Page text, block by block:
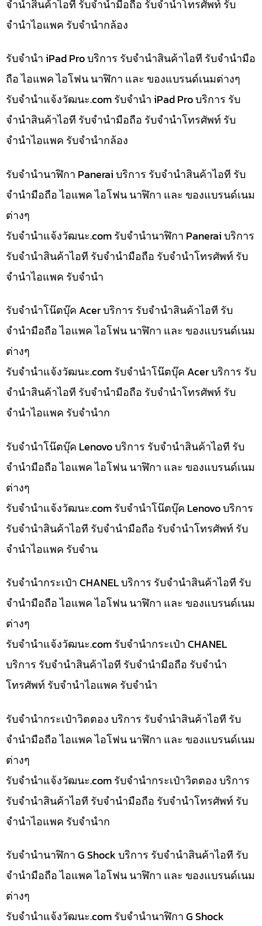
จำนำสินค้าไอที รับจำนำมือถือ รับจำนำโทรศัพท์ รับ
จำนำไอแพค รับจำนำกล้อง
รับจำนำ iPad Pro บริการ รับจำนำสินค้าไอที รับจำนำมือ
ถือ ไอแพค ไอโฟน นาฬิกา และ ของแบรนด์เนมต่างๆ
รับจํานําแจ้งวัฒนะ.com รับจำนำ iPad Pro บริการ รับ
จำนำสินค้าไอที รับจำนำมือถือ รับจำนำโทรศัพท์ รับ
จำนำไอแพค รับจำนำกล้อง
รับจำนำนาฬิกา Panerai บริการ รับจำนำสินค้าไอที รับ
จำนำมือถือ ไอแพค ไอโฟน นาฬิกา และ ของแบรนด์เนม
ต่างๆ
รับจํานําแจ้งวัฒนะ.com รับจำนำนาฬิกา Panerai บริการ
รับจำนำสินค้าไอที รับจำนำมือถือ รับจำนำโทรศัพท์ รับ
จำนำไอแพค รับจำนำ
รับจำนำโน๊ตบุ๊ค Acer บริการ รับจำนำสินค้าไอที รับ
จำนำมือถือ ไอแพค ไอโฟน นาฬิกา และ ของแบรนด์เนม
ต่างๆ
รับจํานําแจ้งวัฒนะ.com รับจำนำโน๊ตบุ๊ค Acer บริการ รับ
จำนำสินค้าไอที รับจำนำมือถือ รับจำนำโทรศัพท์ รับ
จำนำไอแพค รับจำนำก
รับจำนำโน๊ตบุ๊ค Lenovo บริการ รับจำนำสินค้าไอที รับ
จำนำมือถือ ไอแพค ไอโฟน นาฬิกา และ ของแบรนด์เนม
ต่างๆ
รับจํานําแจ้งวัฒนะ.com รับจำนำโน๊ตบุ๊ค Lenovo บริการ
รับจำนำสินค้าไอที รับจำนำมือถือ รับจำนำโทรศัพท์ รับ
จำนำไอแพค รับจำน
รับจำนำกระเป๋า CHANEL บริการ รับจำนำสินค้าไอที รับ
จำนำมือถือ ไอแพค ไอโฟน นาฬิกา และ ของแบรนด์เนม
ต่างๆ
รับจํานําแจ้งวัฒนะ.com รับจำนำกระเป๋า CHANEL
บริการ รับจำนำสินค้าไอที รับจำนำมือถือ รับจำนำ
โทรศัพท์ รับจำนำไอแพค รับจำนำ
รับจำนำกระเป๋าวิตตอง บริการ รับจำนำสินค้าไอที รับ
จำนำมือถือ ไอแพค ไอโฟน นาฬิกา และ ของแบรนด์เนม
ต่างๆ
รับจํานําแจ้งวัฒนะ.com รับจำนำกระเป๋าวิตตอง บริการ
รับจำนำสินค้าไอที รับจำนำมือถือ รับจำนำโทรศัพท์ รับ
จำนำไอแพค รับจำนำก
รับจำนำนาฬิกา G Shock บริการ รับจำนำสินค้าไอที รับ
จำนำมือถือ ไอแพค ไอโฟน นาฬิกา และ ของแบรนด์เนม
ต่างๆ
รับจํานําแจ้งวัฒนะ.com รับจำนำนาฬิกา G Shock